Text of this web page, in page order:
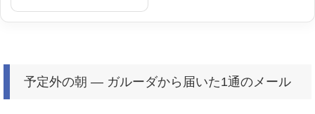
予定外の朝 ― ガルーダから届いた1通のメール